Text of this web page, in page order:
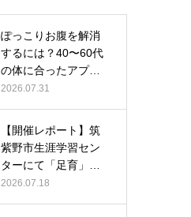
ぽっこりお腹を解消
するには？40〜60代
の体に合ったアプロ
ーチ
2026.07.31
【開催レポート】筑
紫野市生涯学習セン
ターにて「足育」講
演会に登壇し…
2026.07.18